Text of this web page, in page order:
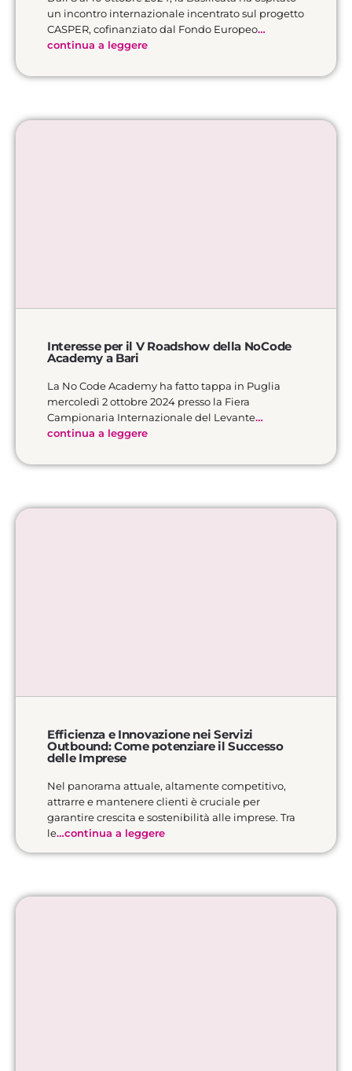
un incontro internazionale incentrato sul progetto
CASPER, cofinanziato dal Fondo Europeo…
continua a leggere
Interesse per il V Roadshow della NoCode
Academy a Bari
La No Code Academy ha fatto tappa in Puglia
mercoledì 2 ottobre 2024 presso la Fiera
Campionaria Internazionale del Levante…
continua a leggere
Efficienza e Innovazione nei Servizi
Outbound: Come potenziare il Successo
delle Imprese
Nel panorama attuale, altamente competitivo,
attrarre e mantenere clienti è cruciale per
garantire crescita e sostenibilità alle imprese. Tra
le…continua a leggere